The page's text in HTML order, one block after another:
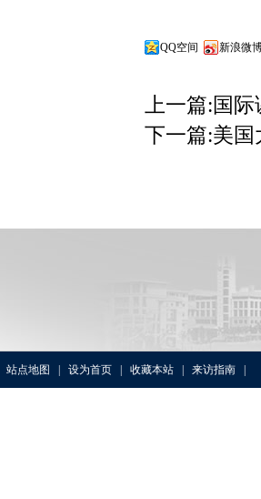
QQ空间 新浪微
上一篇:国
下一篇:美国
站点地图 设为首页 收藏本站 来访指南